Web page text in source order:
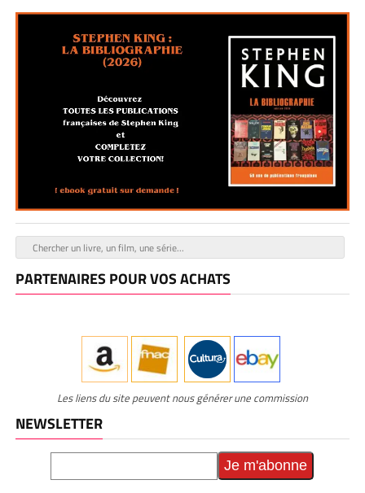
PARTENAIRES POUR VOS ACHATS
Les liens du site peuvent nous générer une commission
NEWSLETTER